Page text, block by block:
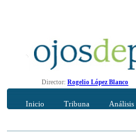
Director: Rogelio López Blanco
Inicio Tribuna Análisis